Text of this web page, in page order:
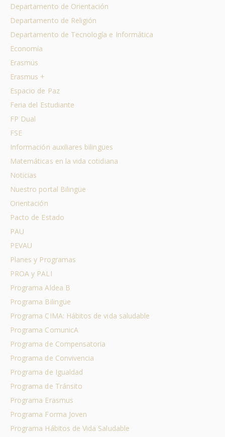
Departamento de Orientación
Departamento de Religión
Departamento de Tecnología e Informática
Economía
Erasmus
Erasmus +
Espacio de Paz
Feria del Estudiante
FP Dual
FSE
Información auxiliares bilingües
Matemáticas en la vida cotidiana
Noticias
Nuestro portal Bilingüe
Orientación
Pacto de Estado
PAU
PEVAU
Planes y Programas
PROA y PALI
Programa Aldea B
Programa Bilingüe
Programa CIMA: Hábitos de vida saludable
Programa ComunicA
Programa de Compensatoria
Programa de Convivencia
Programa de Igualdad
Programa de Tránsito
Programa Erasmus
Programa Forma Joven
Programa Hábitos de Vida Saludable